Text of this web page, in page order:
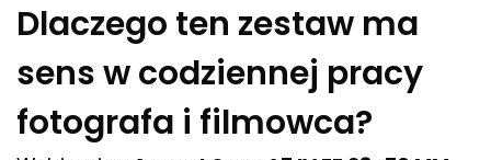
Dlaczego ten zestaw ma
sens w codziennej pracy
fotografa i filmowca?